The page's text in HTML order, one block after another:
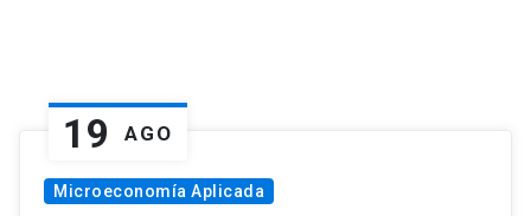
19 AGO
Microeconomía Aplicada